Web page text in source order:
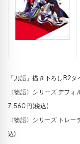
「刀語」描き下ろしB2
〈物語〉シリーズ デフ
7,560円(税込)
〈物語〉シリーズ トレ
込)